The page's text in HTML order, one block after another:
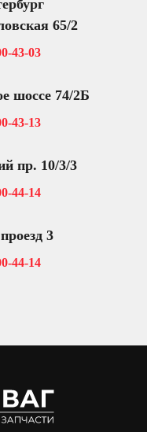
65/2
43-03
шоссе 74/2Б
43-13
пр. 10/3/3
44-14
3
44-14